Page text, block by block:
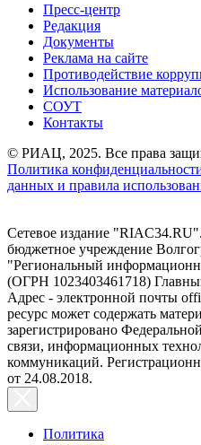
Пресс-центр
Редакция
Документы
Реклама на сайте
Противодействие
Использование
СОУТ
Контакты
© РИАЦ, 2025. Все права
Политика
данных и правила
Сетевое издание
бюджетное учреждение
"Региональный
(ОГРН 1023403461718)
Адрес - электронной почты
ресурс может содержать
зарегистрировано
связи, информационных
коммуникаций.
от 24.08.2018.
Политика